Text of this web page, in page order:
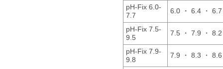
pH-Fix 6.0-
7.7
6.0 ・ 6.4 ・
pH-Fix 7.5-
9.5
7.5 ・ 7.9 ・
pH-Fix 7.9-
9.8
7.9 ・ 8.3 ・